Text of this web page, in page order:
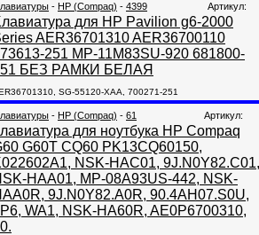
- HP (Compaq) - 4399 Артикул:
для HP Pavilion g6-2000
AER36701310 AER36700110
251 MP-11M83SU-920 681800-
БЕЗ РАМКИ БЕЛАЯ
SG-55120-XAA, 700271-251
- HP (Compaq) - 61 Артикул:
для ноутбука HP Compaq
G60T CQ60 PK13CQ60150,
NSK-HAC01, 9J.N0Y82.C01,
HAA01, MP-08A93US-442, NSK-
9J.N0Y82.A0R, 90.4AH07.S0U,
WA1, NSK-HA60R, AE0P6700310,